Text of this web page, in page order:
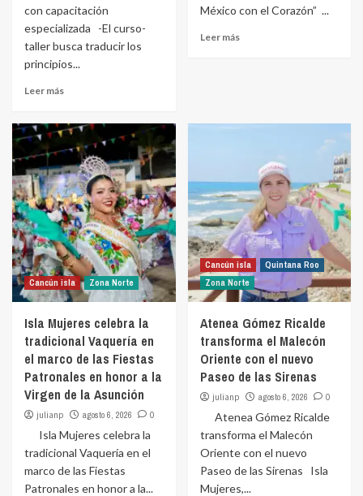
con capacitación
especializada -El curso-
taller busca traducir los
principios...
Leer más
México con el Corazón” ...
Leer más
Cancún isla Zona Norte
Isla Mujeres celebra la
tradicional Vaquería en
el marco de las Fiestas
Patronales en honor a la
Virgen de la Asunción
julianp agosto 6, 2026 0
Isla Mujeres celebra la
tradicional Vaquería en el
marco de las Fiestas
Patronales en honor a la...
Cancún isla
Quintana Roo
Zona Norte
Atenea Gómez Ricalde
transforma el Malecón
Oriente con el nuevo
Paseo de las Sirenas
julianp agosto 6, 2026 0
Atenea Gómez Ricalde
transforma el Malecón
Oriente con el nuevo
Paseo de las Sirenas Isla
Mujeres,...